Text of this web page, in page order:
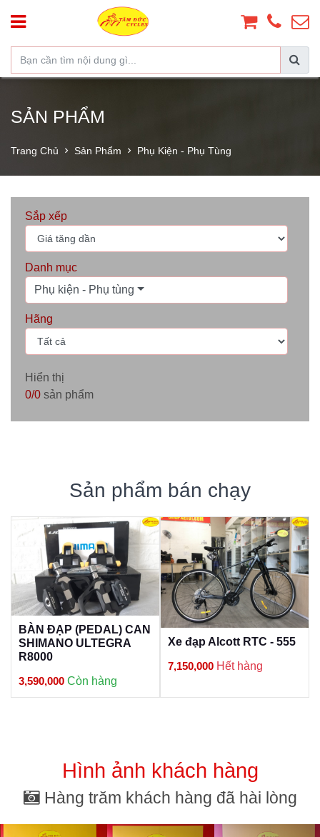
SẢN PHẨM
Trang Chủ Sản Phẩm Phụ Kiện - Phụ Tùng
Sắp xếp
Danh mục
Phụ kiện - Phụ tùng
Hãng
Hiển thị
0/0 sản phẩm
Sản phẩm bán chạy
BÀN ĐẠP (PEDAL) CAN
SHIMANO ULTEGRA
R8000
3,590,000 Còn hàng
Xe đạp Alcott RTC - 555
7,150,000 Hết hàng
Hình ảnh khách hàng
Hàng trăm khách hàng đã hài lòng